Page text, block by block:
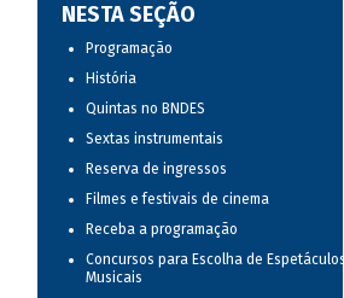
NESTA SEÇÃO
Programação
História
Quintas no BNDES
Sextas instrumentais
Reserva de ingressos
Filmes e festivais de cinema
Receba a programação
Concursos para Escolha de Espetáculos
Musicais